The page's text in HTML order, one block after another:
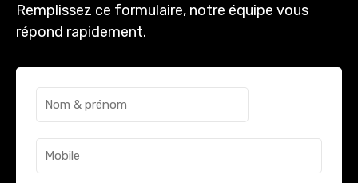
Remplissez ce formulaire, notre équipe vous
répond rapidement.